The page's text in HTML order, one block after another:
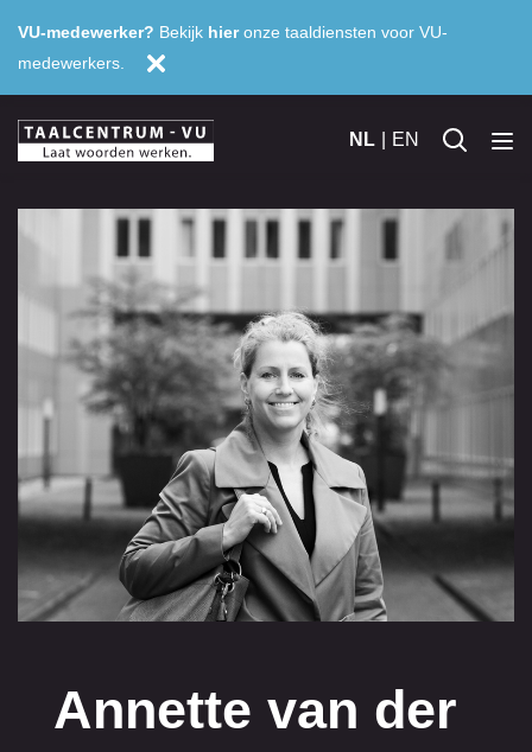
VU-medewerker? Bekijk hieronze taaldiensten voor VU-
medewerkers.
EN
NL
Annette van der